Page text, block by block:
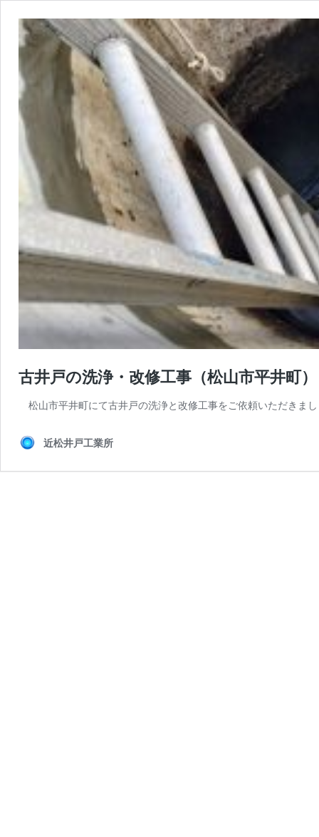
古井戸の洗浄・改修工事（松山市平井町）
松山市平井町にて古井戸の洗浄と改修工事をご依頼いただきま
近松井戸工業所